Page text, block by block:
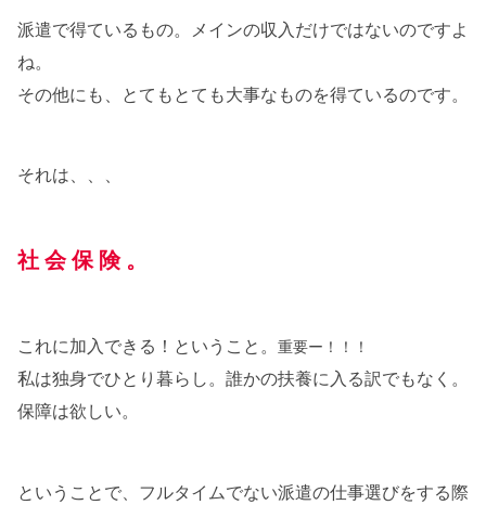
派遣で得ているもの。メインの収入だけではないのですよ
ね。
その他にも、とてもとても大事なものを得ているのです。
それは、、、
社 会 保 険 。
これに加入できる！ということ。 重要ー！！！
私は独身でひとり暮らし。誰かの扶養に入る訳でもなく。
保障は欲しい。
ということで、フルタイムでない派遣の仕事選びをする際